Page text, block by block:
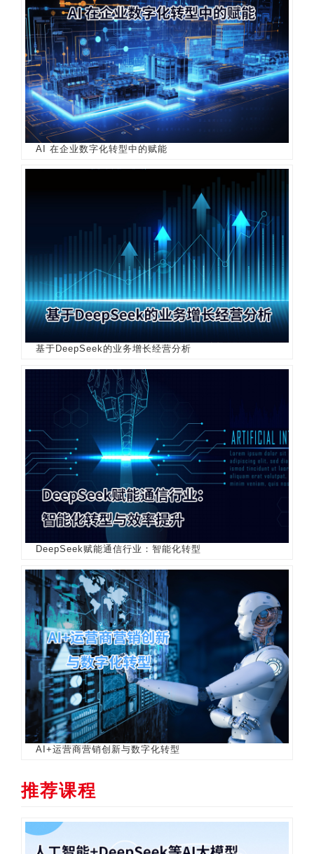
AI 在企业数字化转型中的赋能
基于DeepSeek的业务增长经营分析
DeepSeek赋能通信行业：智能化转型
AI+运营商营销创新与数字化转型
推荐课程